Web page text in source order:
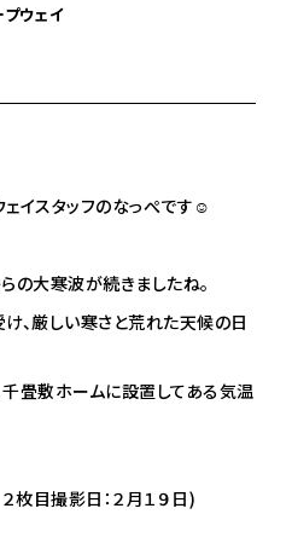
プウェイ
イスタッフのなっぺです☺︎
の大寒波が続きましたね。
、厳しい寒さと荒れた天候の日
畳敷ホームに設置してある気温
目撮影日：２月１９日)